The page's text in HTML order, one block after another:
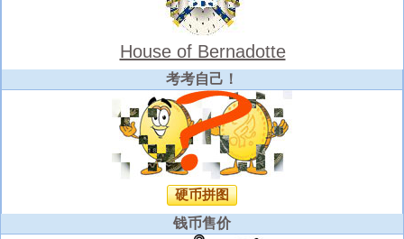
House of Bernadotte
考考自己！
硬币拼图
钱币售价